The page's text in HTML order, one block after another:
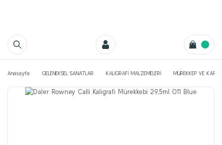
Anasayfa GELENEKSEL SANATLAR KALİGRAFİ MALZEMELERİ MÜREKKEP VE